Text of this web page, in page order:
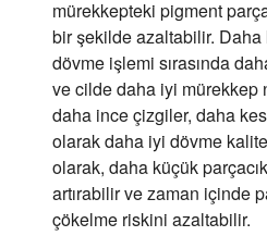
mürekkepteki pigment
bir şekilde azaltabilir. Daha
dövme işlemi sırasında
ve cilde daha iyi mürekkep
daha ince çizgiler, daha
olarak daha iyi dövme
olarak, daha küçük
artırabilir ve zaman içinde
çökelme riskini azaltabilir.